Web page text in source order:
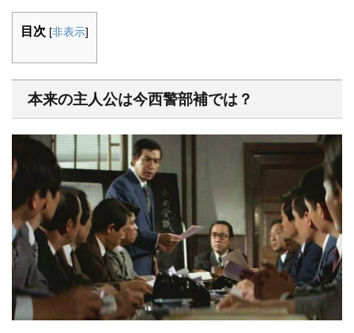
目次 [非表示]
本来の主人公は今西警部補では？